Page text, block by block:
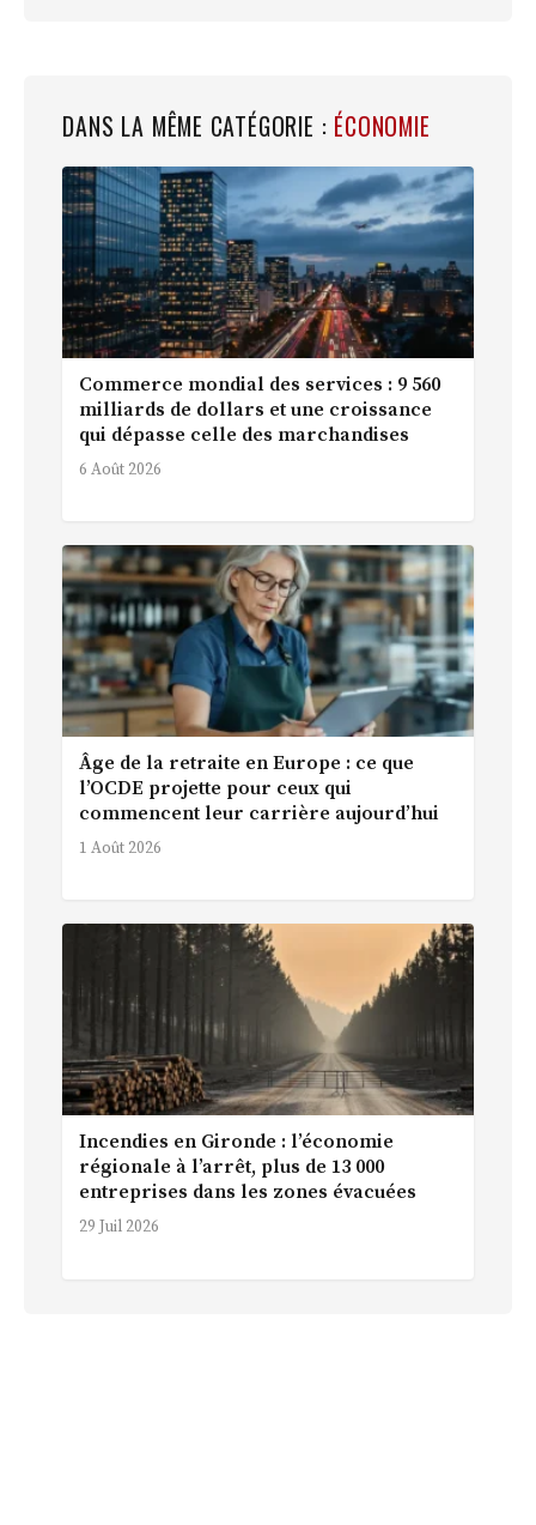
DANS LA MÊME CATÉGORIE : ÉCONOMIE
Commerce mondial des services : 9 560
milliards de dollars et une croissance
qui dépasse celle des marchandises
6 Août 2026
Âge de la retraite en Europe : ce que
l’OCDE projette pour ceux qui
commencent leur carrière aujourd’hui
1 Août 2026
Incendies en Gironde : l’économie
régionale à l’arrêt, plus de 13 000
entreprises dans les zones évacuées
29 Juil 2026